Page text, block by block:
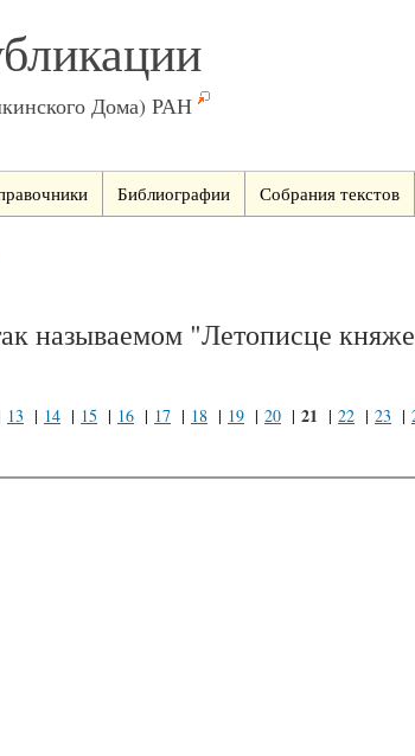
Дома) РАН
Библиографии Собрания текстов
называемом "Летописце
13 | 14 | 15 | 16 | 17 | 18 | 19 | 20 | 21 | 22 | 23 |